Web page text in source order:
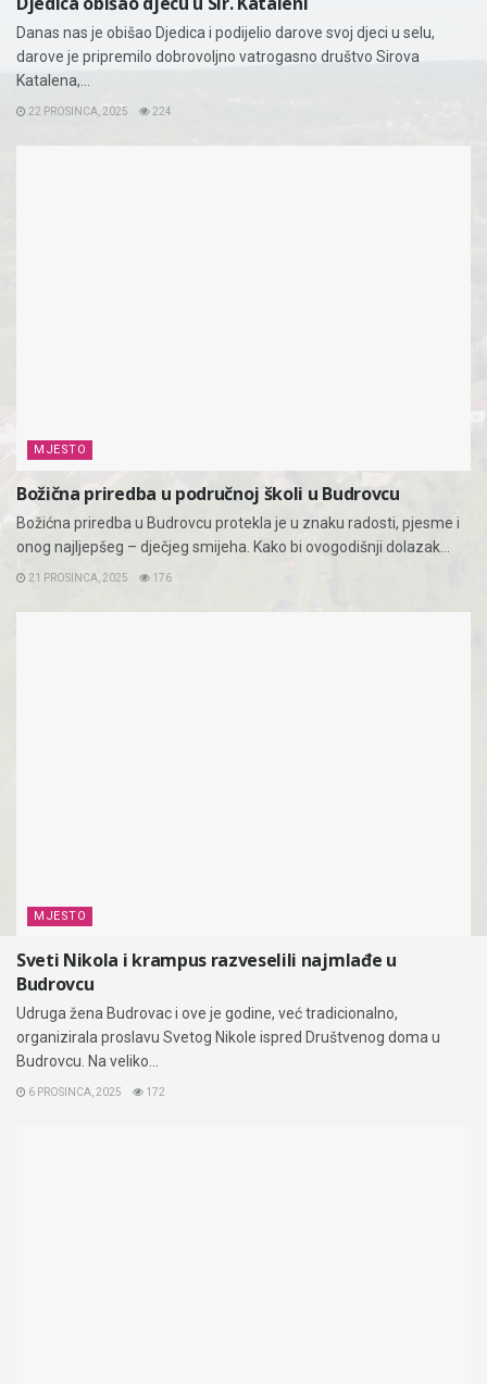
Danas nas je obišao Djedica i podijelio darove svoj djeci u selu,
darove je pripremilo dobrovoljno vatrogasno društvo Sirova
Katalena,...
22 PROSINCA, 2025 224
MJESTO
Božična priredba u područnoj školi u Budrovcu
Božićna priredba u Budrovcu protekla je u znaku radosti, pjesme i
onog najljepšeg – dječjeg smijeha. Kako bi ovogodišnji dolazak...
21 PROSINCA, 2025 176
MJESTO
Sveti Nikola i krampus razveselili najmlađe u
Budrovcu
Udruga žena Budrovac i ove je godine, već tradicionalno,
organizirala proslavu Svetog Nikole ispred Društvenog doma u
Budrovcu. Na veliko...
6 PROSINCA, 2025 172